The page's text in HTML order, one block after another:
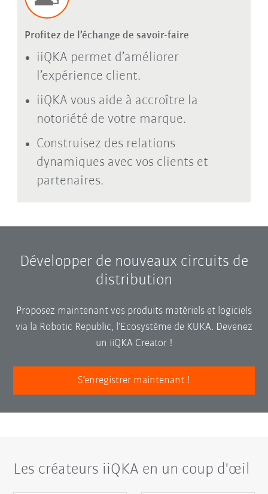
Profitez de l’échange de savoir-faire
iiQKA permet d’améliorer
l’expérience client.
iiQKA vous aide à accroître la
notoriété de votre marque.
Construisez des relations
dynamiques avec vos clients et
partenaires.
Développer de nouveaux circuits de
distribution
Proposez maintenant vos produits matériels et logiciels
via la Robotic Republic, l’Ecosystème de KUKA. Devenez
un iiQKA Creator !
S’enregistrer maintenant !
Les créateurs iiQKA en un coup d'œil